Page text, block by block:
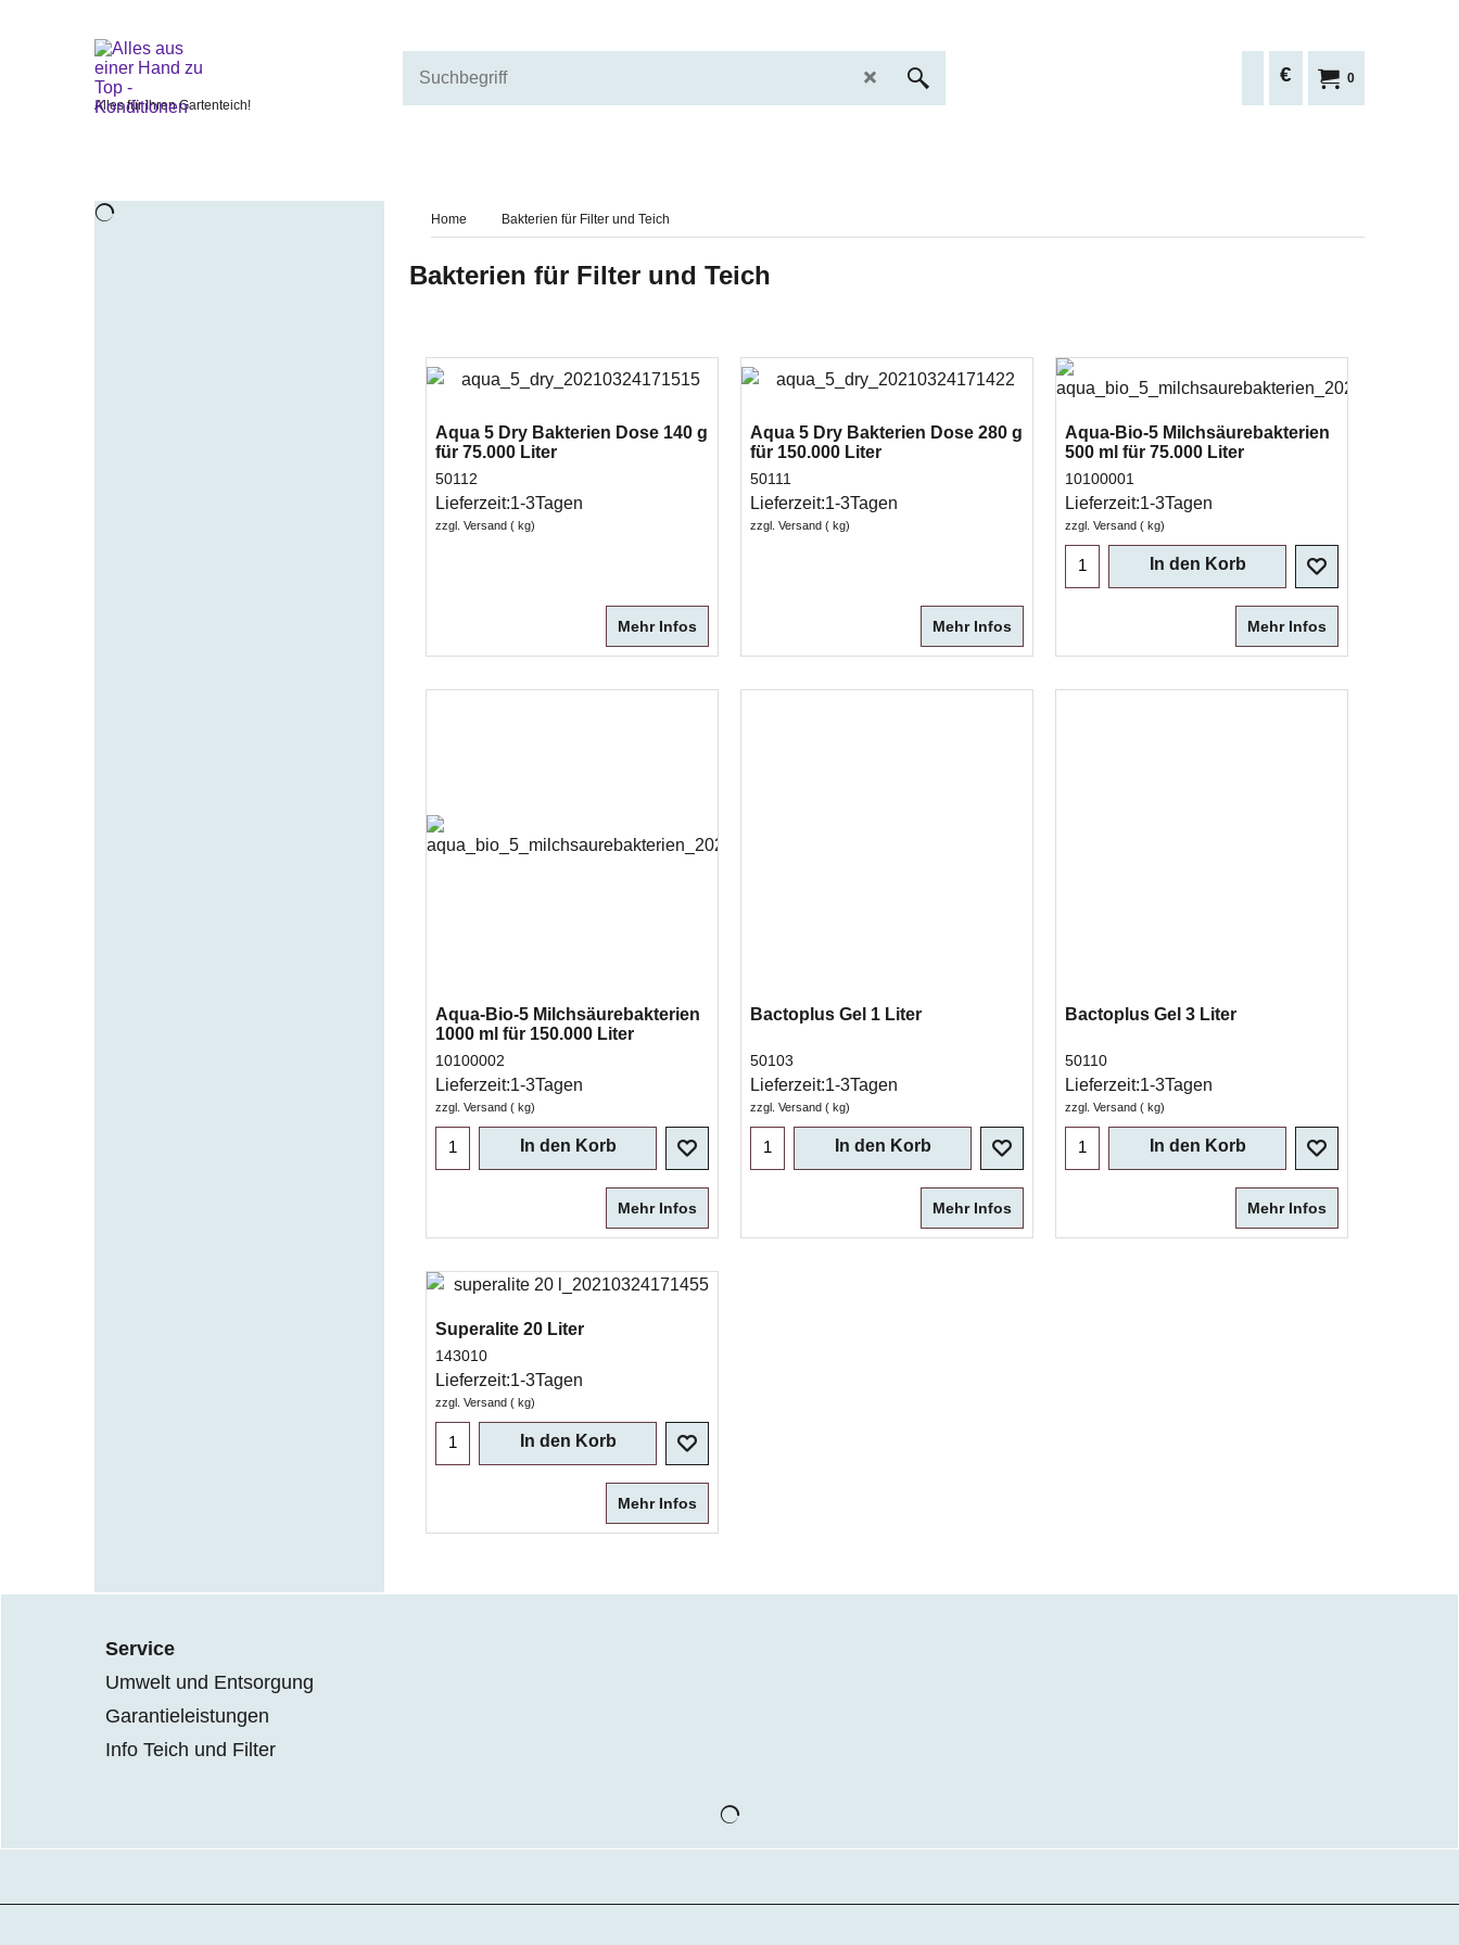
Alles für Ihren Gartenteich!
0
€
Home Bakterien für Filter und Teich
Bakterien für Filter und Teich
Aqua 5 Dry Bakterien Dose 140 g
für 75.000 Liter
zzgl. Versand kg
50112
Lieferzeit:1-3Tagen
Mehr Infos
Aqua 5 Dry Bakterien Dose 280 g
für 150.000 Liter
zzgl. Versand kg
50111
Lieferzeit:1-3Tagen
Mehr Infos
Aqua-Bio-5 Milchsäurebakterien
500 ml für 75.000 Liter
zzgl. Versand kg
10100001
Lieferzeit:1-3Tagen
In den Korb
Mehr Infos
Aqua-Bio-5 Milchsäurebakterien
1000 ml für 150.000 Liter
zzgl. Versand kg
10100002
Lieferzeit:1-3Tagen
In den Korb
Mehr Infos
Bactoplus Gel 1 Liter
zzgl. Versand kg
50103
Lieferzeit:1-3Tagen
In den Korb
Mehr Infos
Bactoplus Gel 3 Liter
zzgl. Versand kg
50110
Lieferzeit:1-3Tagen
In den Korb
Mehr Infos
Superalite 20 Liter
zzgl. Versand kg
143010
Lieferzeit:1-3Tagen
In den Korb
Mehr Infos
Service
Umwelt und Entsorgung
Garantieleistungen
Info Teich und Filter